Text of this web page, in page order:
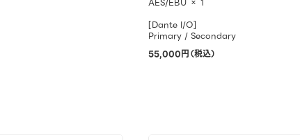
AES/EBU × 1
[Dante I/O]
Primary / Secondary
55,000円（税込）